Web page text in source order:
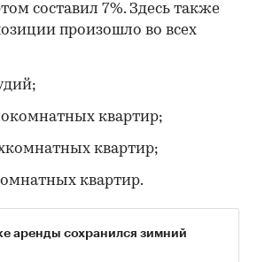
составил 7%. Здесь также
произошло во всех
квартир;
квартир;
квартир.
аренды сохранился зимний